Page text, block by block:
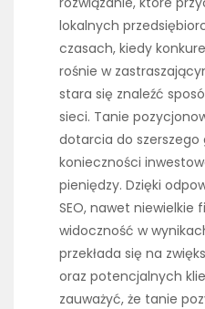
lokalnych
czasach, kiedy
rośnie w
stara się znaleźć
sieci. Tanie
dotarcia do
konieczności
pieniędzy. Dzięki
SEO, nawet niewielkie
widoczność w
przekłada się na
oraz potencjalnych
zauważyć, że tanie